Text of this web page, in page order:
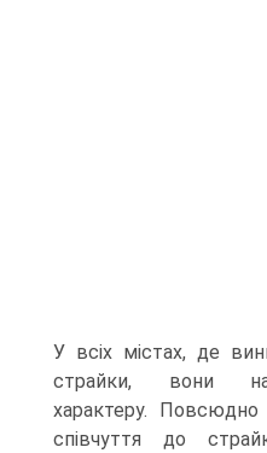
У всіх містах, де
страйки, вони
характеру.
співчуття до